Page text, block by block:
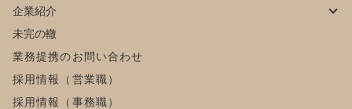
企業紹介
未完の轍
業務提携のお問い合わせ
採用情報（営業職）
採用情報（事務職）